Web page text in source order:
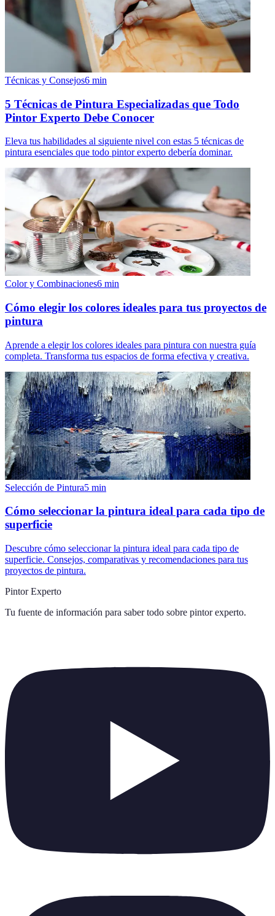
Técnicas y Consejos6 min
5 Técnicas de Pintura Especializadas que Todo
Pintor Experto Debe Conocer
Eleva tus habilidades al siguiente nivel con estas 5 técnicas de
pintura esenciales que todo pintor experto debería dominar.
Color y Combinaciones6 min
Cómo elegir los colores ideales para tus proyectos de
pintura
Aprende a elegir los colores ideales para pintura con nuestra guía
completa. Transforma tus espacios de forma efectiva y creativa.
Selección de Pintura5 min
Cómo seleccionar la pintura ideal para cada tipo de
superficie
Descubre cómo seleccionar la pintura ideal para cada tipo de
superficie. Consejos, comparativas y recomendaciones para tus
proyectos de pintura.
Pintor Experto
Tu fuente de información para saber todo sobre pintor experto.